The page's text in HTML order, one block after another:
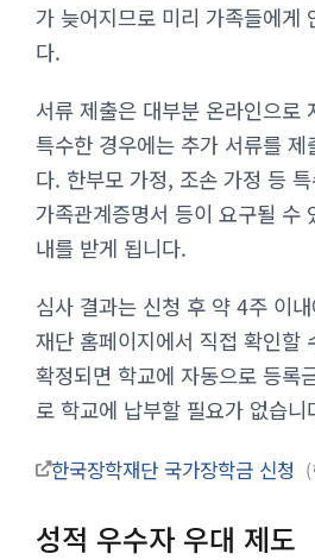
가 늦어지므로 미리 가족들에게
다.
서류 제출은 대부분 온라인으로
특수한 경우에는 추가 서류를 제
다. 한부모 가정, 조손 가정 등
가족관계증명서 등이 요구될 수
내를 받게 됩니다.
심사 결과는 신청 후 약 4주 이
재단 홈페이지에서 직접 확인할
확정되면 학교에 자동으로 등록
로 학교에 납부할 필요가 없습니
한국장학재단 국가장학금 신청
성적 우수자 우대 제도